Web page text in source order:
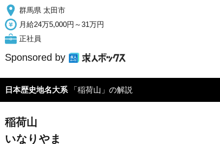
群馬県 太田市
月給24万5,000円～31万円
正社員
Sponsored by
日本歴史地名大系 「稲荷山」の解説
稲荷山
いなりやま